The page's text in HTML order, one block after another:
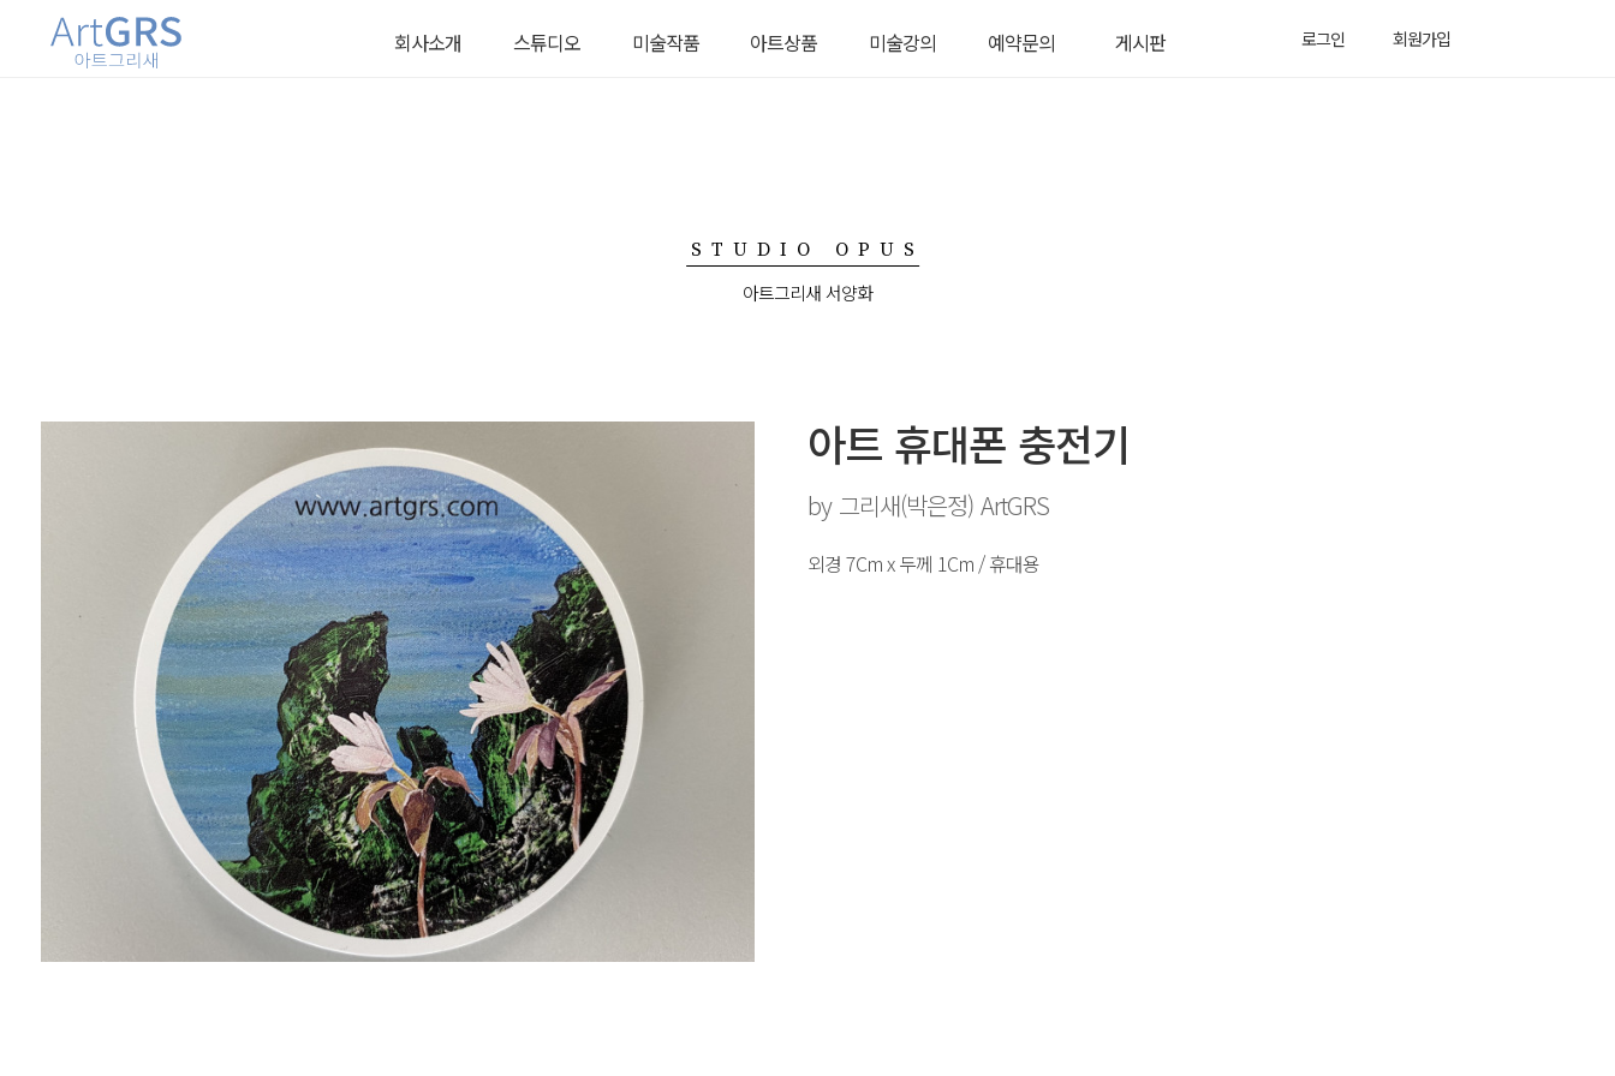
회사소개 스튜디오 미술작품 아트상품
악세서리
미술강의 예약문의 게시판 로그인 회원가입
STUDIO OPUS
아트그리새 서양화
아트 휴대폰 충전기
by 그리새(박은정) ArtGRS
외경 7Cm x 두께 1Cm / 휴대용